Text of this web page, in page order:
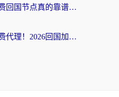
海外党别踩坑：免费回国节点真的靠谱吗？教你选对加速器无缝访问国内资源
海外党别再踩坑免费代理！2026回国加速器全攻略：从选线到避坑，无缝访问国内资源